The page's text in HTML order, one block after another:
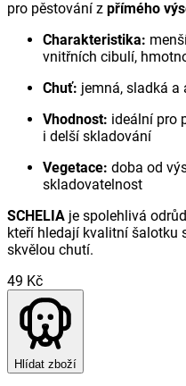
pro pěstování z přímého
Charakteristika:
vnitřních cibulí,
Chuť: jemná, sladká a
Vhodnost: ideální pro
i delší skladování
Vegetace: doba od
skladovatelnost
SCHELIA je spolehlivá
kteří hledají kvalitní šalotku
skvělou chutí.
49 Kč
Hlídat zboží